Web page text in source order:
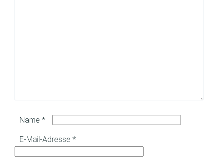
Name *
E-Mail-Adresse *